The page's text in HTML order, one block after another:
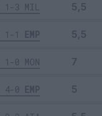
1-3 MIL
1-1 EMP
1-0 MON
4-0 EMP